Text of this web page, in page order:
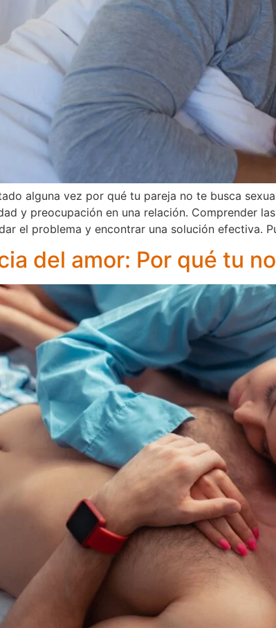
alguna vez por qué tu pareja no te busca
y preocupación en una relación. Comprender
el problema y encontrar una solución efectiva.
del amor: Por qué tu